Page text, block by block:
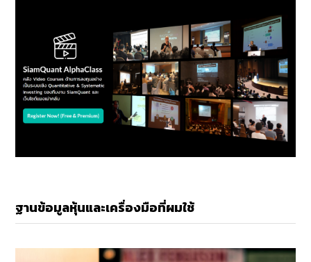
ฐานข้อมูลหุ้นและเครื่องมือที่ผมใช้